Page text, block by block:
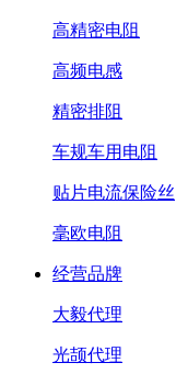
高精密电阻
高频电感
精密排阻
车规车用电阻
贴片电流保险丝
毫欧电阻
经营品牌
大毅代理
光颉代理